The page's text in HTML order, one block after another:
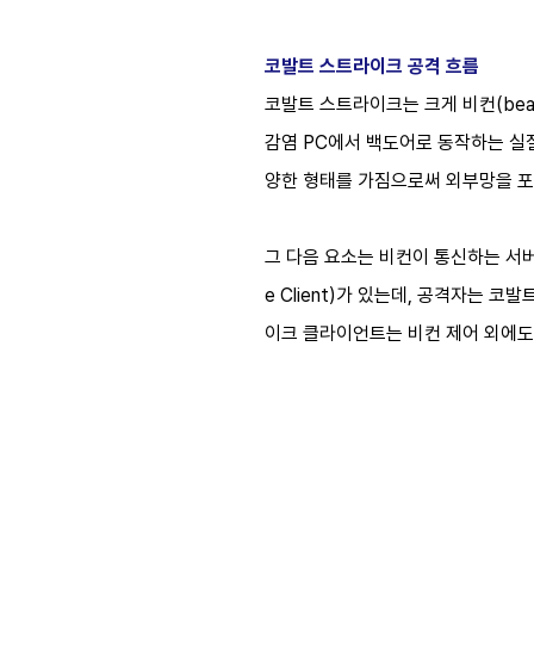
코발트 스트라이크 공격 흐름
코발트 스트라이크는 크게 비컨
감염 PC에서 백도어로 동작하는
양한 형태를 가짐으로써 외부망을
그 다음 요소는 비컨이 통신하는
e Client)가 있는데, 공격자는 코발
이크 클라이언트는 비컨 제어 외에